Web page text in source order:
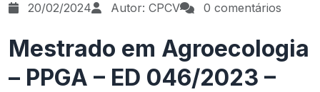
20/02/2024 Autor: CPCV 0 comentários
Mestrado em Agroecologia
– PPGA – ED 046/2023 –